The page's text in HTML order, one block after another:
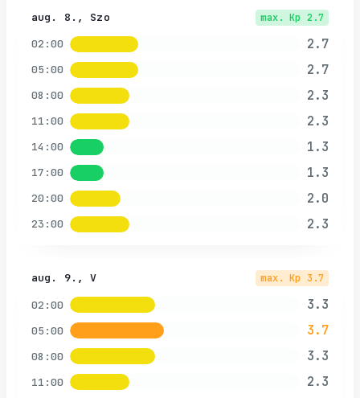
aug. 8., Szo max. Kp 2.7
02:00 2.7
05:00 2.7
08:00 2.3
11:00 2.3
14:00 1.3
17:00 1.3
20:00 2.0
23:00 2.3
aug. 9., V max. Kp 3.7
02:00 3.3
05:00 3.7
08:00 3.3
11:00 2.3